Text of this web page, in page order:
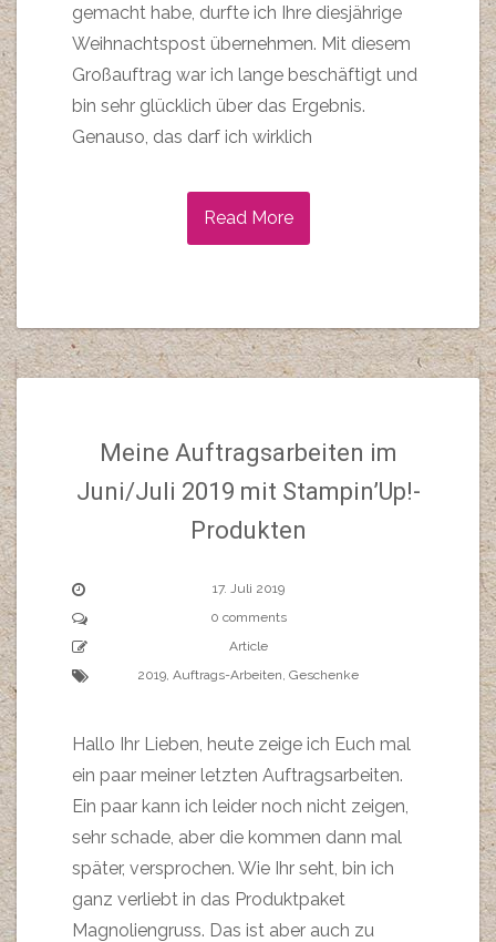
gemacht habe, durfte ich Ihre diesjährige
Weihnachtspost übernehmen. Mit diesem
Großauftrag war ich lange beschäftigt und
bin sehr glücklich über das Ergebnis.
Genauso, das darf ich wirklich
Read More
Meine Auftragsarbeiten im
Juni/Juli 2019 mit Stampin’Up!-
Produkten
17. Juli 2019
0 comments
Article
2019, Auftrags-Arbeiten, Geschenke
Hallo Ihr Lieben, heute zeige ich Euch mal
ein paar meiner letzten Auftragsarbeiten.
Ein paar kann ich leider noch nicht zeigen,
sehr schade, aber die kommen dann mal
später, versprochen. Wie Ihr seht, bin ich
ganz verliebt in das Produktpaket
Magnoliengruss. Das ist aber auch zu